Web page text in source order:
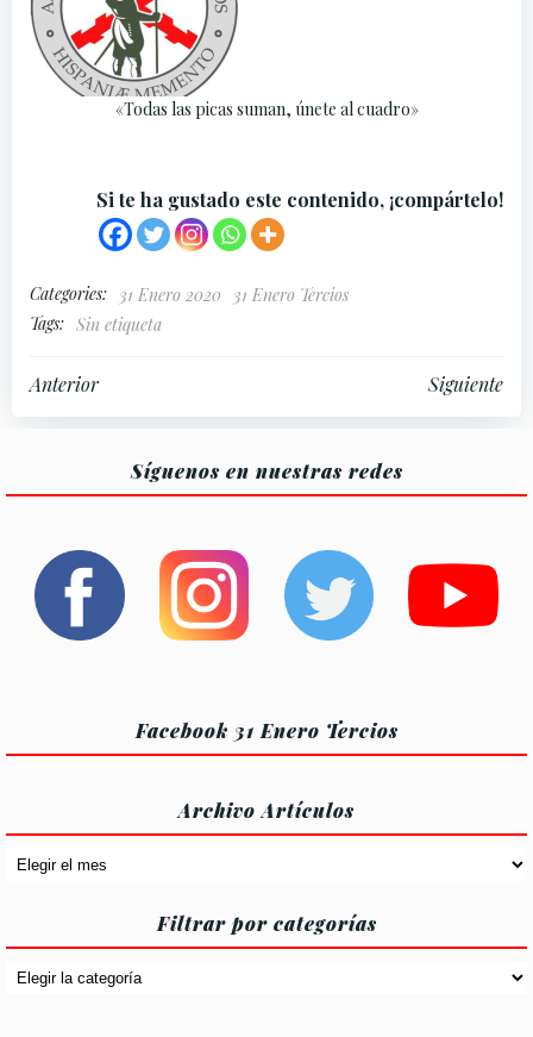
«Todas las picas suman, únete al cuadro»
Si te ha gustado este contenido, ¡compártelo!
Categories: 31 Enero 2020
31 Enero Tercios
Tags: Sin etiqueta
Navegación
las
entradas
Anterior
Navegación
por
las
entradas
Siguiente
Síguenos en nuestras redes
Facebook 31 Enero Tercios
Archivo Artículos
Archivo
Filtrar por categorías
Filtrar